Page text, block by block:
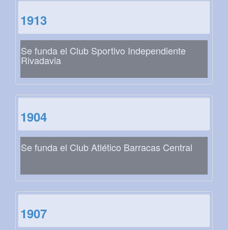
1913
Se funda el Club Sportivo Independiente
Rivadavia
1904
Se funda el Club Atlético Barracas Central
1907